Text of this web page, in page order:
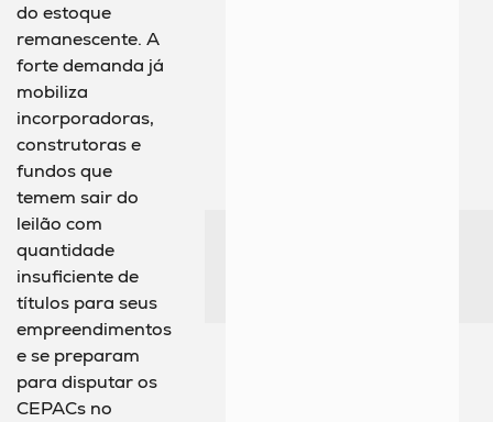
do estoque
remanescente. A
forte demanda já
mobiliza
incorporadoras,
construtoras e
fundos que
temem sair do
leilão com
quantidade
insuficiente de
títulos para seus
empreendimentos
e se preparam
para disputar os
CEPACs no